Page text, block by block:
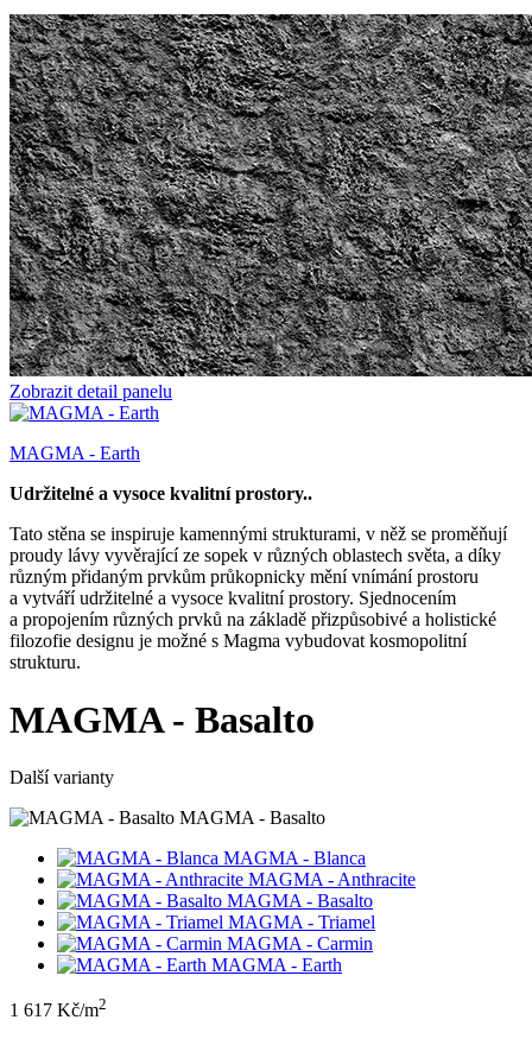
Zobrazit detail panelu
MAGMA - Earth
Udržitelné a vysoce kvalitní prostory..
Tato stěna se inspiruje kamennými strukturami, v něž se proměňují
proudy lávy vyvěrající ze sopek v různých oblastech světa, a díky
různým přidaným prvkům průkopnicky mění vnímání prostoru
a vytváří udržitelné a vysoce kvalitní prostory. Sjednocením
a propojením různých prvků na základě přizpůsobivé a holistické
filozofie designu je možné s Magma vybudovat kosmopolitní
strukturu.
MAGMA - Basalto
Další varianty
MAGMA - Basalto
MAGMA - Blanca
MAGMA - Anthracite
MAGMA - Basalto
MAGMA - Triamel
MAGMA - Carmin
MAGMA - Earth
1 617 Kč/m2